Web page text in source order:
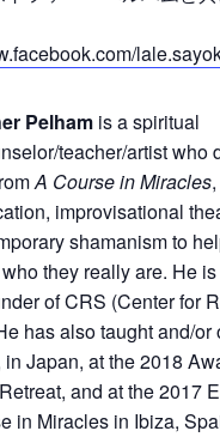
Pelhamis a spiritual
teacher/artist who
A Course in Miracles
improvisational
shamanism to
they really are. He
of CRS (Center for
has also taught and/or
Japan, at the 2018
and at the 2017
in Miracles in Ibiza,